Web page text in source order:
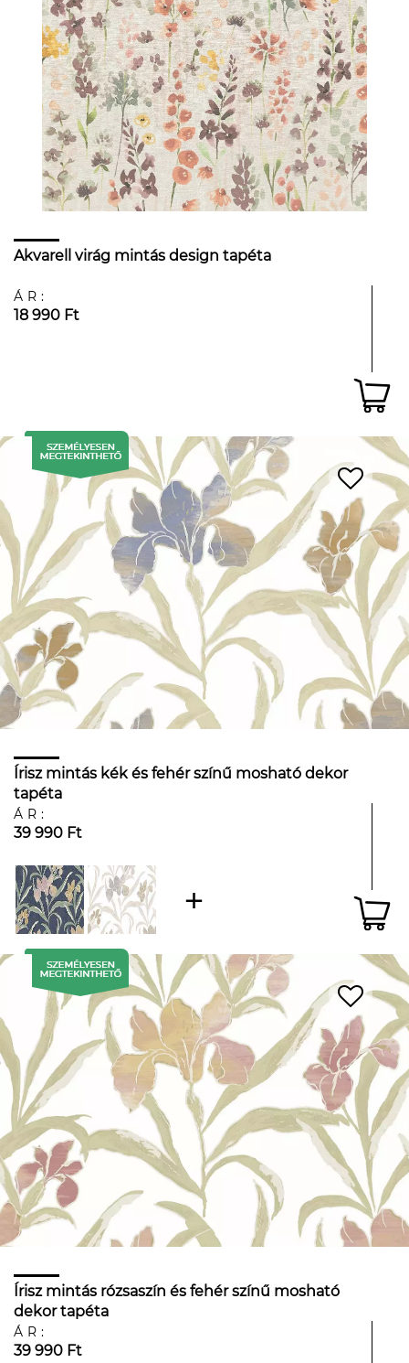
Akvarell virág mintás design tapéta
ÁR:
18 990 Ft
Írisz mintás kék és fehér színű mosható dekor
tapéta
ÁR:
39 990 Ft
Írisz mintás rózsaszín és fehér színű mosható
dekor tapéta
ÁR:
39 990 Ft